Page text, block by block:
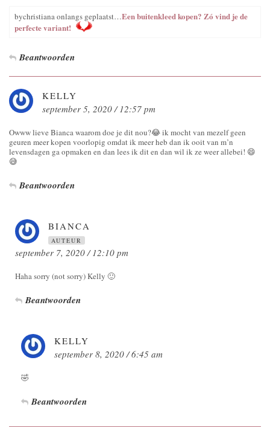
bychristiana onlangs geplaatst…Een buitenkleed kopen? Zó vind je de
perfecte variant!
Beantwoorden
KELLY
september 5, 2020 / 12:57 pm
Owww lieve Bianca waarom doe je dit nou?😂 ik mocht van mezelf geen
geuren meer kopen voorlopig omdat ik meer heb dan ik ooit van m’n
levensdagen ga opmaken en dan lees ik dit en dan wil ik ze weer allebei! 😄
😅
Beantwoorden
BIANCA
AUTEUR
september 7, 2020 / 12:10 pm
Haha sorry (not sorry) Kelly 🙂
Beantwoorden
KELLY
september 8, 2020 / 6:45 am
🤣
Beantwoorden